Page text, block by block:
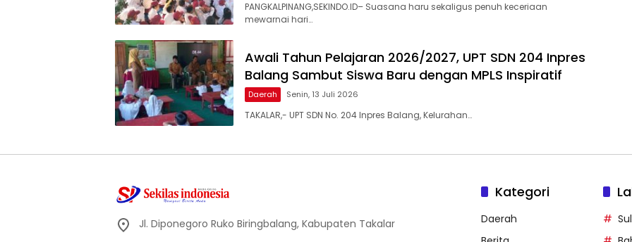
PANGKALPINANG,SEKINDO.ID– Suasana haru sekaligus penuh keceriaan
mewarnai hari…
Awali Tahun Pelajaran 2026/2027, UPT SDN 204 Inpres
Balang Sambut Siswa Baru dengan MPLS Inspiratif
Daerah Senin, 13 Juli 2026
TAKALAR,- UPT SDN No. 204 Inpres Balang, Kelurahan…
Jl. Diponegoro Ruko Biringbalang, Kabupaten Takalar
Kategori
Daerah